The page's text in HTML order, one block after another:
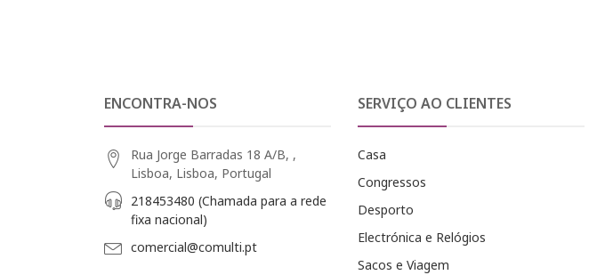
ENCONTRA-NOS
Rua Jorge Barradas 18 A/B, ,
Lisboa, Lisboa, Portugal
218453480 (Chamada para a rede
fixa nacional)
comercial@comulti.pt
SERVIÇO AO CLIENTES
Casa
Congressos
Desporto
Electrónica e Relógios
Sacos e Viagem